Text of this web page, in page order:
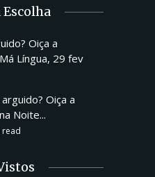
Oiça a
Noite...
read